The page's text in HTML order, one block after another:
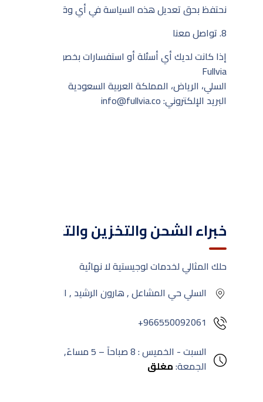
نحتفظ بحق تعديل هذه السياسة في أي وقت. وسيتم نشر
8. تواصل معنا
إذا كانت لديك أي أسئلة أو استفسارات بخصوص هذه
Fullvia
السلي، الرياض، المملكة العربية السعودية
البريد الإلكتروني: info@fullvia.co
خبراء الشحن والتخزين والتغليف
حلك المثالي لخدمات لوجيستية لا نهائية
السلي حي المشاعل , هارون الرشيد , الرياض
+966550092061
السبت - الخميس : 8 صباحآ – 5 مساءَ,
الجمعة:مغلق